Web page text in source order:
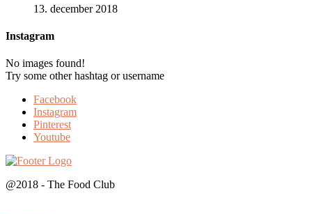
13. december 2018
Instagram
No images found!
Try some other hashtag or username
Facebook
Instagram
Pinterest
Youtube
@2018 - The Food Club